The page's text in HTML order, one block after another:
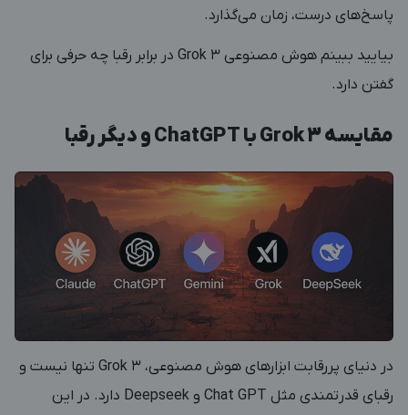
پاسخ‌های درست، زمان می‌گذارد.
بیایید ببینم هوش مصنوعی Grok 3 در برابر رقبا چه حرفی برای
گفتن دارد.
مقایسه Grok 3 با ChatGPT و دیگر رقبا
در دنیای پررقابت ابزارهای هوش مصنوعی، Grok 3 تنها نیست و
رقبای قدرتمندی مثل Chat GPT و Deepseek دارد. در این